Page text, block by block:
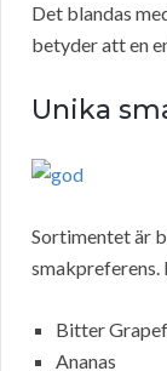
Det blandas
betyder att en
Unika
Sortimentet är
smakpreferens.
Bitter
Ananas